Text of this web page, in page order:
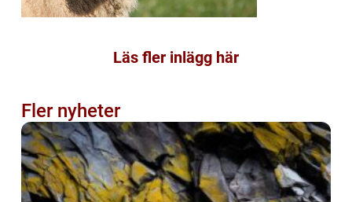
Läs fler inlägg här
Fler nyheter